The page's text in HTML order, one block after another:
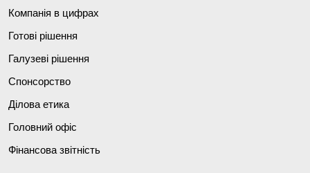
Компанія в цифрах
Готові рішення
Галузеві рішення
Спонсорство
Ділова етика
Головний офіс
Фінансова звітність